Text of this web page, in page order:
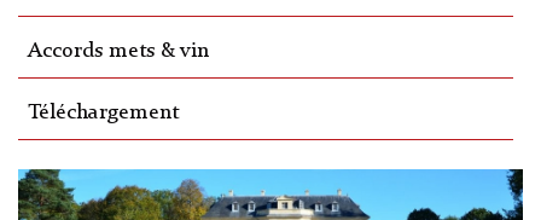
Accords mets & vin
Téléchargement